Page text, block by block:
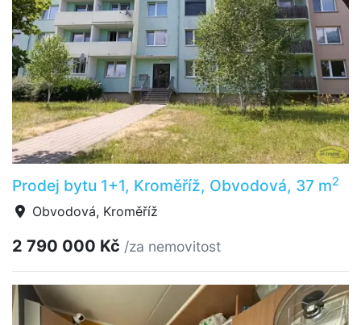
Prodej bytu 1+1, Kroměříž, Obvodová, 37 m2
Obvodová, Kroměříž
2 790 000 Kč /za nemovitost